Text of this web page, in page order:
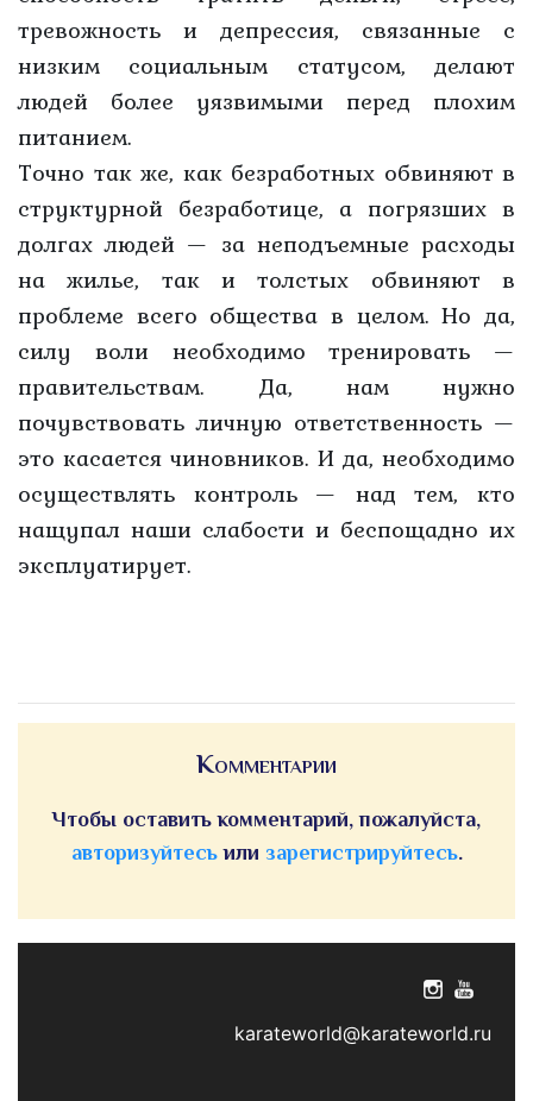
тревожность и депрессия, связанные с
низким социальным статусом, делают
людей более уязвимыми перед плохим
питанием.
Точно так же, как безработных обвиняют в
структурной безработице, а погрязших в
долгах людей — за неподъемные расходы
на жилье, так и толстых обвиняют в
проблеме всего общества в целом. Но да,
силу воли необходимо тренировать —
правительствам. Да, нам нужно
почувствовать личную ответственность —
это касается чиновников. И да, необходимо
осуществлять контроль — над тем, кто
нащупал наши слабости и беспощадно их
эксплуатирует.
Комментарии
Чтобы оставить комментарий, пожалуйста,
авторизуйтесьили зарегистрируйтесь.
karateworld@karateworld.ru